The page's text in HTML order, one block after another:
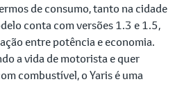
de consumo, tanto na cidade
conta com versões 1.3 e 1.5,
entre potência e economia.
a vida de motorista e quer
combustível, o Yaris é uma